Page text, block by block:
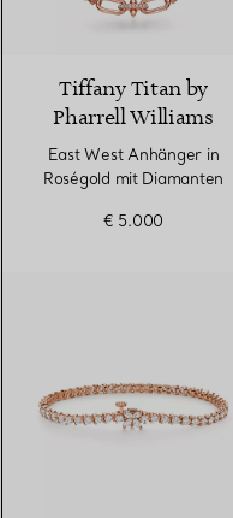
Tiffany Titan by
Pharrell Williams
East West Anhänger in
Roségold mit Diamanten
€ 5.000